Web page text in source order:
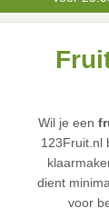
Wil je een
123Fruit.nl
dient
voor